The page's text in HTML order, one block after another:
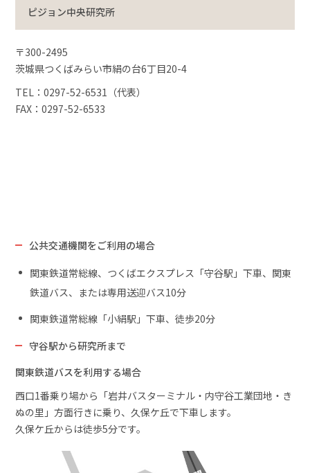
ピジョン中央研究所
〒300-2495
茨城県つくばみらい市絹の台6丁目20-4
TEL：0297-52-6531（代表）
FAX：0297-52-6533
公共交通機関をご利用の場合
関東鉄道常総線、つくばエクスプレス「守谷駅」下車、関東
鉄道バス、または専用送迎バス10分
関東鉄道常総線「小絹駅」下車、徒歩20分
守谷駅から研究所まで
関東鉄道バスを利用する場合
西口1番乗り場から「岩井バスターミナル・内守谷工業団地・き
ぬの里」方面行きに乗り、久保ケ丘で下車します。
久保ケ丘からは徒歩5分です。